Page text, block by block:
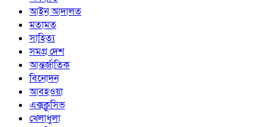
আইন আদালত
মতামত
সাহিত্য
সমগ্র দেশ
আন্তর্জাতিক
বিনোদন
আবহওয়া
এক্সক্লুসিভ
খেলাধুলা